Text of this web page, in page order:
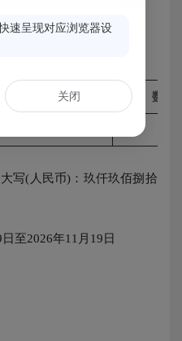
数量
写(人民币)：玖仟玖佰捌拾
至2026年11月19日
速呈现对应浏览器设
关闭